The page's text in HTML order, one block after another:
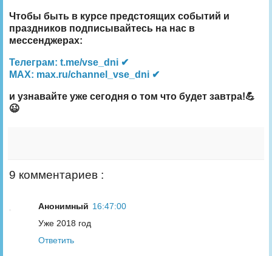
Чтобы быть в курсе предстоящих событий и
праздников подписывайтесь на нас в
мессенджерах:
Телеграм: t.me/vse_dni ✔
MAX: max.ru/channel_vse_dni ✔
и узнавайте уже сегодня о том что будет завтра!💪
😉
9 комментариев :
Анонимный 16:47:00
Уже 2018 год
Ответить